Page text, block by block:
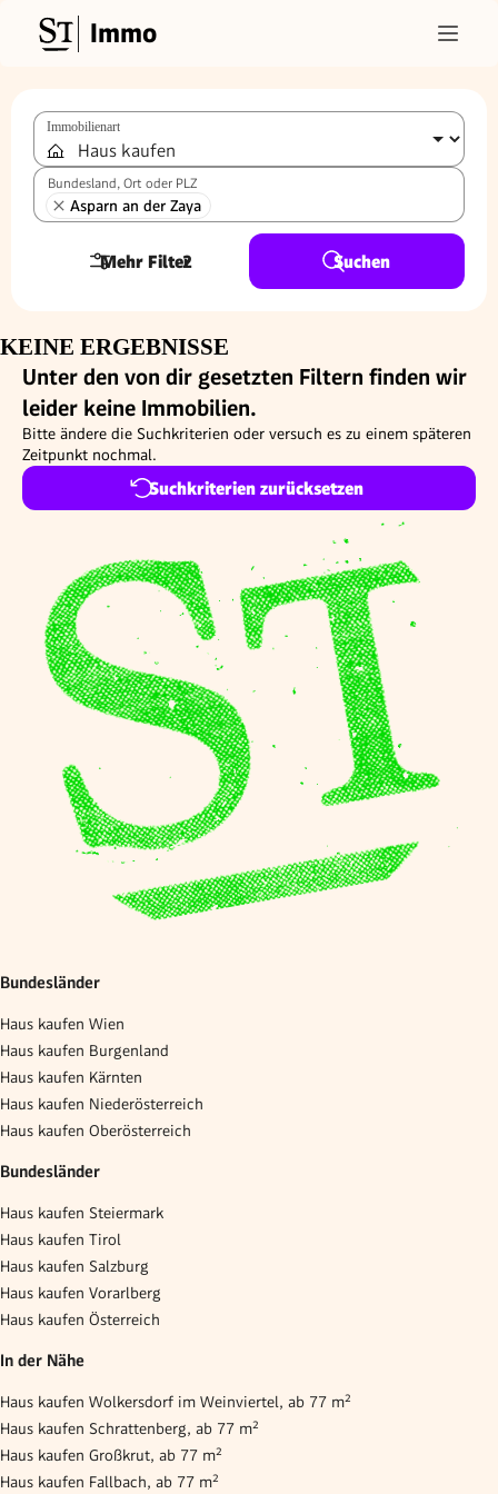
Immo
Immobilienart
Bundesland, Ort oder PLZ
Asparn an der Zaya
Mehr Filter
2 Suchen
KEINE ERGEBNISSE
Unter den von dir gesetzten Filtern finden wir
leider keine Immobilien.
Bitte ändere die Suchkriterien oder versuch es zu einem späteren
Zeitpunkt nochmal.
Suchkriterien zurücksetzen
Bundesländer
Haus kaufen Wien
Haus kaufen Burgenland
Haus kaufen Kärnten
Haus kaufen Niederösterreich
Haus kaufen Oberösterreich
Bundesländer
Haus kaufen Steiermark
Haus kaufen Tirol
Haus kaufen Salzburg
Haus kaufen Vorarlberg
Haus kaufen Österreich
In der Nähe
Haus kaufen Wolkersdorf im Weinviertel, ab 77 m²
Haus kaufen Schrattenberg, ab 77 m²
Haus kaufen Großkrut, ab 77 m²
Haus kaufen Fallbach, ab 77 m²